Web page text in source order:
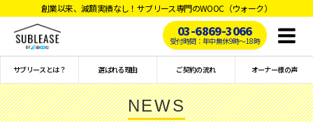
創業以来、減額実績なし！サブリース専門のWOOC（ウォーク）
03-6869-3066
受付時間：年中無休9時〜18時
サブリースとは？ 選ばれる理由 ご契約の流れ オーナー様の声
NEWS